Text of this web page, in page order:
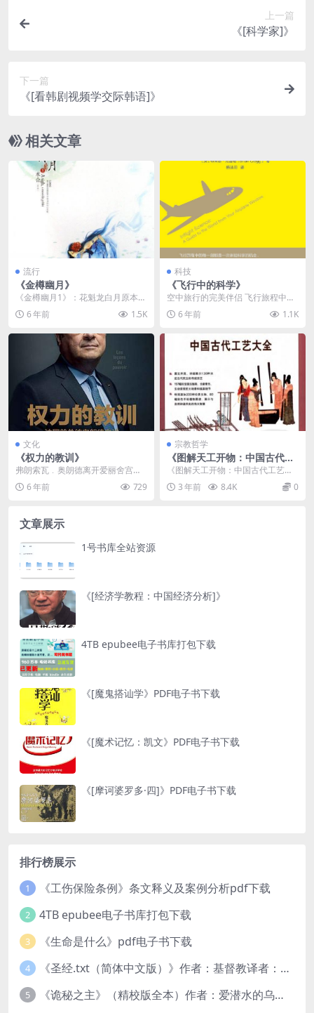
上一篇
《[科学家]》
下一篇
《[看韩剧视频学交际韩语]》
相关文章
流行
《金樽幽月》
《金樽幽月1》：花魁龙白月原本在
京城过着纸醉金迷的生活，却凭空
被卷入官场旋涡——...
6 年前 1.5K
科技
《飞行中的科学》
空中旅行的完美伴侣 飞行旅程中的
每一刻都是一次体验科学的机会，
而本书则是最佳的向...
6 年前 1.1K
文化
《权力的教训》
弗朗索瓦﹒奥朗德离开爱丽舍宫
后，首次讲述其任期内的重大内政
和外交事务的台前幕后故...
6 年前 729
宗教哲学
《图解天工开物：中国古代工
艺大全》PDF免费下载
《图解天工开物：中国古代工艺大
全》PDF免费下载介绍 内容简介
《...3 年前 8.4K 0
文章展示
1号书库全站资源
《[经济学教程：中国经济分析]》
4TB epubee电子书库打包下载
《[魔鬼搭讪学》PDF电子书下载
《[魔术记忆：凯文》PDF电子书下载
《[摩诃婆罗多·四]》PDF电子书下载
排行榜展示
1 《工伤保险条例》条文释义及案例分析pdf下载
2 4TB epubee电子书库打包下载
3 《生命是什么》pdf电子书下载
4 《圣经.txt（简体中文版）》作者：基督教译者：中国基督教协会
5 《诡秘之主》（精校版全本）作者：爱潜水的乌贼txt